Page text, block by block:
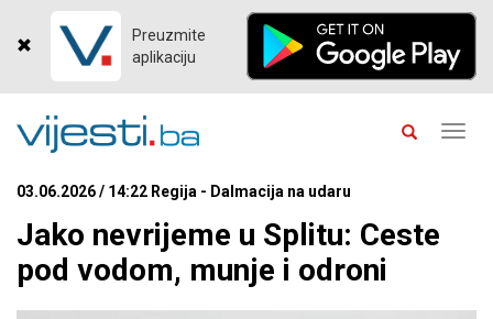
Preuzmite
aplikaciju
03.06.2026 / 14:22 Regija - Dalmacija na udaru
Jako nevrijeme u Splitu: Ceste
pod vodom, munje i odroni